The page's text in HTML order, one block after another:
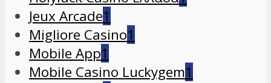
Jeux Arcade1
Migliore Casino1
Mobile App1
Mobile Casino Luckygem1